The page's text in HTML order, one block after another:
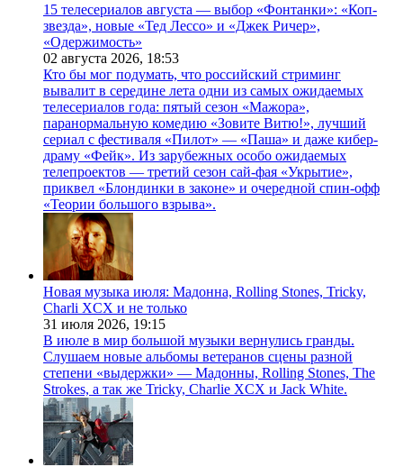
15 телесериалов августа — выбор «Фонтанки»: «Коп-
звезда», новые «Тед Лессо» и «Джек Ричер»,
«Одержимость»
02 августа 2026, 18:53
Кто бы мог подумать, что российский стриминг
вывалит в середине лета одни из самых ожидаемых
телесериалов года: пятый сезон «Мажора»,
паранормальную комедию «Зовите Витю!», лучший
сериал с фестиваля «Пилот» — «Паша» и даже кибер-
драму «Фейк». Из зарубежных особо ожидаемых
телепроектов — третий сезон сай-фая «Укрытие»,
приквел «Блондинки в законе» и очередной спин-офф
«Теории большого взрыва».
Новая музыка июля: Мадонна, Rolling Stones, Tricky,
Charli XCX и не только
31 июля 2026, 19:15
В июле в мир большой музыки вернулись гранды.
Слушаем новые альбомы ветеранов сцены разной
степени «выдержки» — Мадонны, Rolling Stones, The
Strokes, а так же Tricky, Charlie XCX и Jack White.